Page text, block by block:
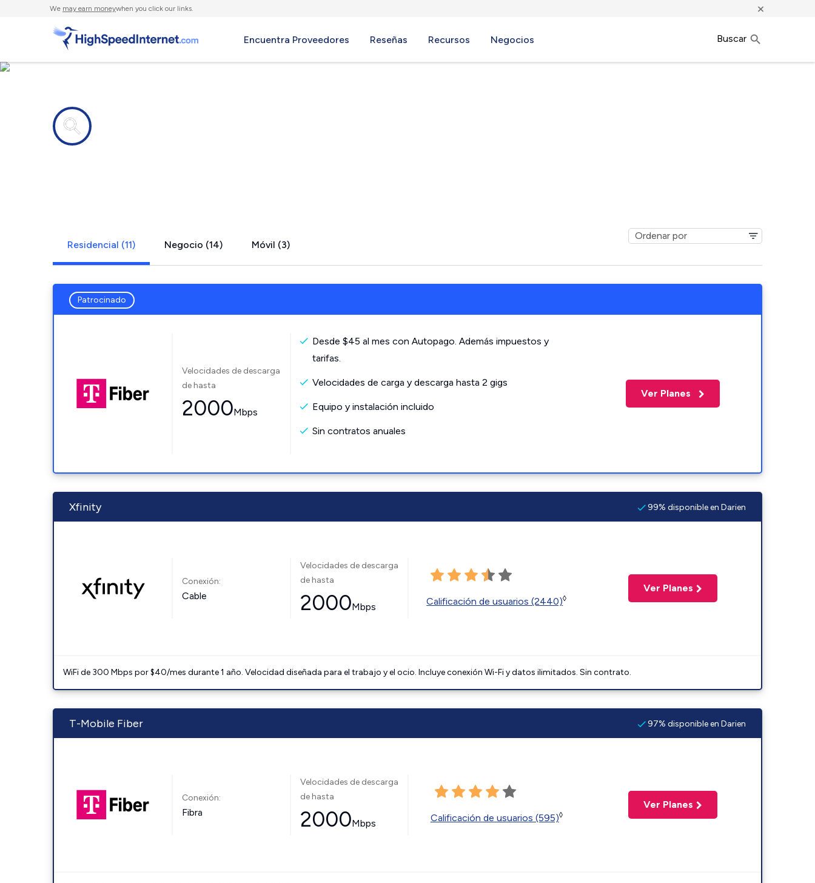
We may earn moneywhen you click our links. ×
Encuentra Proveedores Reseñas Recursos Negocios Buscar
Residencial (11) Negocio (14) Móvil (3)
Patrocinado
Velocidades de descarga
de hasta
2000Mbps
Desde $45 al mes con Autopago. Además impuestos y
tarifas.
Velocidades de carga y descarga hasta 2 gigs
Equipo y instalación incluido
Sin contratos anuales
Ver Planes
Xfinity 99% disponible en Darien
Conexión:
Cable
Velocidades de descarga
de hasta
2000Mbps Calificación de usuarios (2440)◊
Ver Planes
WiFi de 300 Mbps por $40/mes durante 1 año. Velocidad diseñada para el trabajo y el ocio. Incluye conexión Wi-Fi y datos ilimitados. Sin contrato.
T-Mobile Fiber 97% disponible en Darien
Conexión:
Fibra
Velocidades de descarga
de hasta
2000Mbps Calificación de usuarios (595)◊
Ver Planes